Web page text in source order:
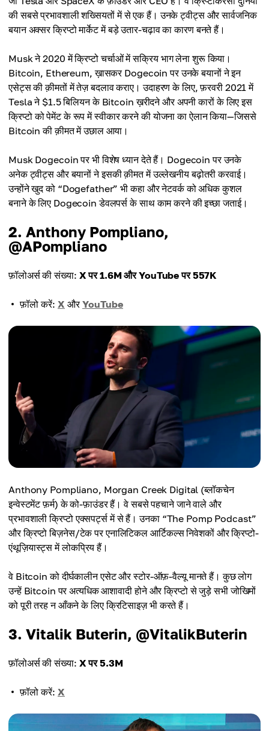
की सबसे प्रभावशाली शख्सियतों में से एक हैं। उनके ट्वीट्स और सार्वजनिक
बयान अक्सर क्रिप्टो मार्केट में बड़े उतार-चढ़ाव का कारण बनते हैं।
Musk ने 2020 में क्रिप्टो चर्चाओं में सक्रिय भाग लेना शुरू किया।
Bitcoin, Ethereum, ख़ासकर Dogecoin पर उनके बयानों ने इन
एसेट्स की क़ीमतों में तेज़ बदलाव कराए। उदाहरण के लिए, फ़रवरी 2021 में
Tesla ने $1.5 बिलियन के Bitcoin ख़रीदने और अपनी कारों के लिए इस
क्रिप्टो को पेमेंट के रूप में स्वीकार करने की योजना का ऐलान किया—जिससे
Bitcoin की क़ीमत में उछाल आया।
Musk Dogecoin पर भी विशेष ध्यान देते हैं। Dogecoin पर उनके
अनेक ट्वीट्स और बयानों ने इसकी क़ीमत में उल्लेखनीय बढ़ोतरी करवाई।
उन्होंने खुद को “Dogefather” भी कहा और नेटवर्क को अधिक कुशल
बनाने के लिए Dogecoin डेवलपर्स के साथ काम करने की इच्छा जताई।
2. Anthony Pompliano,
@APompliano
फ़ॉलोअर्स की संख्या: X पर 1.6M और YouTube पर 557K
फ़ॉलो करें: X औरYouTube
Anthony Pompliano, Morgan Creek Digital (ब्लॉकचेन
इन्वेस्टमेंट फ़र्म) के को-फ़ाउंडर हैं। वे सबसे पहचाने जाने वाले और
प्रभावशाली क्रिप्टो एक्सपर्ट्स में से हैं। उनका “The Pomp Podcast”
और क्रिप्टो बिज़नेस/टेक पर एनालिटिकल आर्टिकल्स निवेशकों और क्रिप्टो-
एंथूज़ियास्ट्स में लोकप्रिय हैं।
वे Bitcoin को दीर्घकालीन एसेट और स्टोर-ऑफ़-वैल्यू मानते हैं। कुछ लोग
उन्हें Bitcoin पर अत्यधिक आशावादी होने और क्रिप्टो से जुड़े सभी जोखिमों
को पूरी तरह न आँकने के लिए क्रिटिसाइज़ भी करते हैं।
3. Vitalik Buterin, @VitalikButerin
फ़ॉलोअर्स की संख्या: X पर 5.3M
फ़ॉलो करें: X